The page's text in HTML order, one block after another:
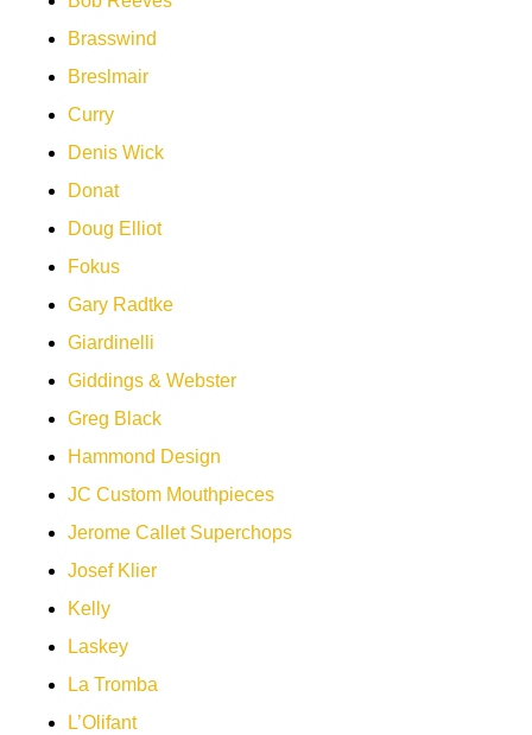
Brasswind
Breslmair
Curry
Denis Wick
Donat
Doug Elliot
Fokus
Gary Radtke
Giardinelli
Giddings & Webster
Greg Black
Hammond Design
JC Custom Mouthpieces
Jerome Callet Superchops
Josef Klier
Kelly
Laskey
La Tromba
L’Olifant